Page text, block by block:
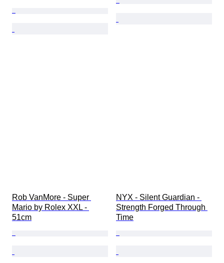
Rob VanMore - Super
Mario by Rolex XXL -
51cm
NYX - Silent Guardian -
Strength Forged Through
Time